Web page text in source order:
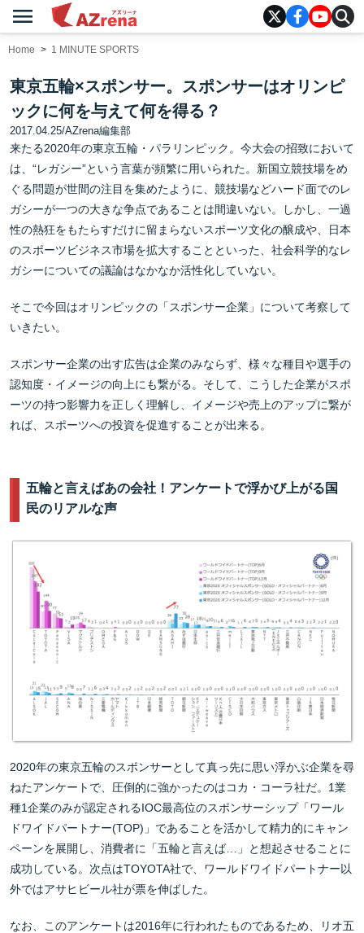
menu
Home 1 MINUTE SPORTS
東京五輪×スポンサー。スポンサーはオリンピ
ックに何を与えて何を得る？
2017.04.25/AZrena編集部
来たる2020年の東京五輪・パラリンピック。今大会の招致において
は、“レガシー”という言葉が頻繁に用いられた。新国立競技場をめ
ぐる問題が世間の注目を集めたように、競技場などハード面でのレ
ガシーが一つの大きな争点であることは間違いない。しかし、一過
性の熱狂をもたらすだけに留まらないスポーツ文化の醸成や、日本
のスポーツビジネス市場を拡大することといった、社会科学的なレ
ガシーについての議論はなかなか活性化していない。
そこで今回はオリンピックの「スポンサー企業」について考察して
いきたい。
スポンサー企業の出す広告は企業のみならず、様々な種目や選手の
認知度・イメージの向上にも繋がる。そして、こうした企業がスポ
ーツの持つ影響力を正しく理解し、イメージや売上のアップに繋が
れば、スポーツへの投資を促進することが出来る。
五輪と言えばあの会社！アンケートで浮かび上がる国
民のリアルな声
2020年の東京五輪のスポンサーとして真っ先に思い浮かぶ企業を尋
ねたアンケートで、圧倒的に強かったのはコカ・コーラ社だ。1業
種1企業のみが認定されるIOC最高位のスポンサーシップ「ワール
ドワイドパートナー(TOP)」であることを活かして精力的にキャン
ペーンを展開し、消費者に「五輪と言えば…」と想起させることに
成功している。次点はTOYOTA社で、ワールドワイドパートナー以
外ではアサヒビール社が票を伸ばした。
なお、このアンケートは2016年に行われたものであるため、リオ五